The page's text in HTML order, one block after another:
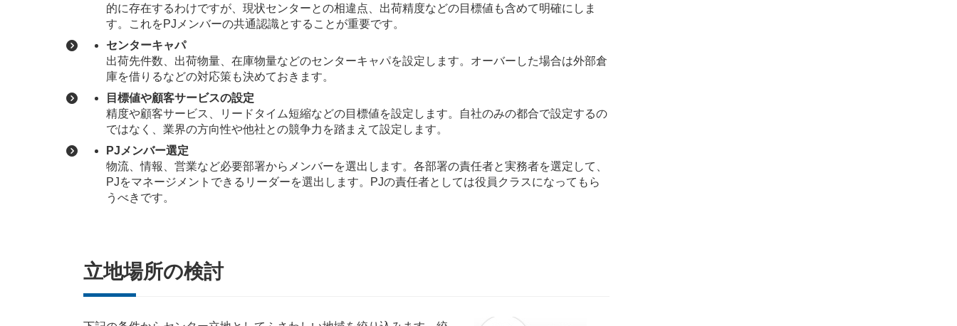
的に存在するわけですが、現状センターとの相違点、出荷精度などの目標値も含めて明確にしま
す。これをPJメンバーの共通認識とすることが重要です。
センターキャパ
出荷先件数、出荷物量、在庫物量などのセンターキャパを設定します。オーバーした場合は外部倉
庫を借りるなどの対応策も決めておきます。
目標値や顧客サービスの設定
精度や顧客サービス、リードタイム短縮などの目標値を設定します。自社のみの都合で設定するの
ではなく、業界の方向性や他社との競争力を踏まえて設定します。
PJメンバー選定
物流、情報、営業など必要部署からメンバーを選出します。各部署の責任者と実務者を選定して、
PJをマネージメントできるリーダーを選出します。PJの責任者としては役員クラスになってもら
うべきです。
立地場所の検討